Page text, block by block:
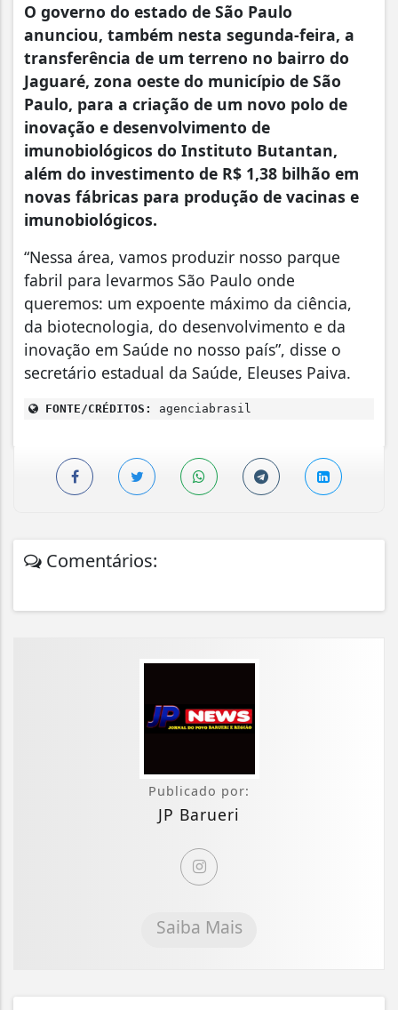
O governo do estado de São Paulo
anunciou, também nesta segunda-feira, a
transferência de um terreno no bairro do
Jaguaré, zona oeste do município de São
Paulo, para a criação de um novo polo de
inovação e desenvolvimento de
imunobiológicos do Instituto Butantan,
além do investimento de R$ 1,38 bilhão em
novas fábricas para produção de vacinas e
imunobiológicos.
“Nessa área, vamos produzir nosso parque
fabril para levarmos São Paulo onde
queremos: um expoente máximo da ciência,
da biotecnologia, do desenvolvimento e da
inovação em Saúde no nosso país”, disse o
secretário estadual da Saúde, Eleuses Paiva.
FONTE/CRÉDITOS: agenciabrasil
Comentários:
Publicado por:
JP Barueri
Saiba Mais